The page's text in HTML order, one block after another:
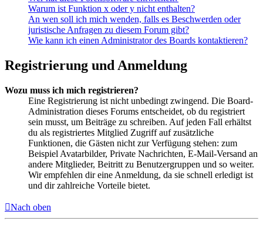
Warum ist Funktion x oder y nicht enthalten?
An wen soll ich mich wenden, falls es Beschwerden oder
juristische Anfragen zu diesem Forum gibt?
Wie kann ich einen Administrator des Boards kontaktieren?
Registrierung und Anmeldung
Wozu muss ich mich registrieren?
Eine Registrierung ist nicht unbedingt zwingend. Die Board-
Administration dieses Forums entscheidet, ob du registriert
sein musst, um Beiträge zu schreiben. Auf jeden Fall erhältst
du als registriertes Mitglied Zugriff auf zusätzliche
Funktionen, die Gästen nicht zur Verfügung stehen: zum
Beispiel Avatarbilder, Private Nachrichten, E-Mail-Versand an
andere Mitglieder, Beitritt zu Benutzergruppen und so weiter.
Wir empfehlen dir eine Anmeldung, da sie schnell erledigt ist
und dir zahlreiche Vorteile bietet.
Nach oben